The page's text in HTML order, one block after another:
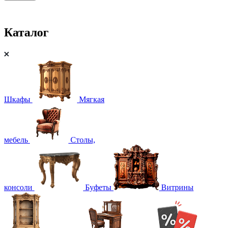
Каталог
Шкафы Мягкая
мебель Столы,
консоли Буфеты Витрины